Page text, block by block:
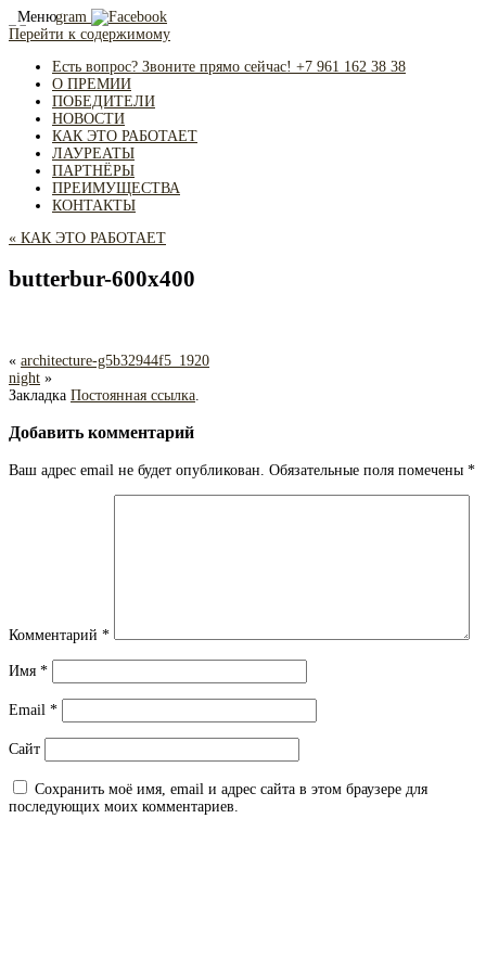
Меню
Перейти к содержимому
Есть вопрос? Звоните прямо сейчас! +7 961 162 38 38
О ПРЕМИИ
ПОБЕДИТЕЛИ
НОВОСТИ
КАК ЭТО РАБОТАЕТ
ЛАУРЕАТЫ
ПАРТНЁРЫ
ПРЕИМУЩЕСТВА
КОНТАКТЫ
« КАК ЭТО РАБОТАЕТ
butterbur-600х400
« architecture-g5b32944f5_1920
night »
Закладка Постоянная ссылка
Добавить комментарий
Ваш адрес email не будет опубликован. Обязательные поля помечены *
Комментарий *
Имя *
Email *
Сайт
Сохранить моё имя, email и адрес сайта в этом браузере для
последующих моих комментариев.